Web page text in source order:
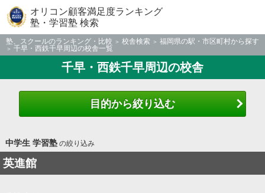
オリコン顧客満足度ランキング
塾・学習塾 検索
塾、スクールのランキング・比較 校舎検索
福岡県の駅・市区町村から探す
千早・西鉄千早周辺の校舎一覧
千早・西鉄千早周辺の校舎
目的から絞り込む
中学生 学習塾の絞り込み
英進館